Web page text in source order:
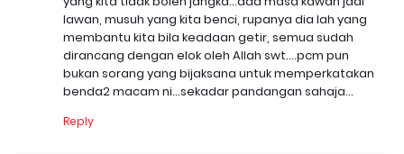
lawan, musuh yang kita benci, rupanya dia lah yang
membantu kita bila keadaan getir, semua sudah
dirancang dengan elok oleh Allah swt....pcm pun
bukan sorang yang bijaksana untuk memperkatakan
benda2 macam ni...sekadar pandangan sahaja...
Reply